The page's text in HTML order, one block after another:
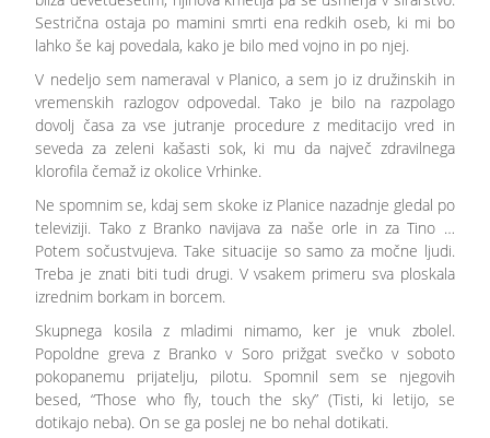
Sestrična ostaja po mamini smrti ena redkih oseb, ki mi bo
lahko še kaj povedala, kako je bilo med vojno in po njej.
V nedeljo sem nameraval v Planico, a sem jo iz družinskih in
vremenskih razlogov odpovedal. Tako je bilo na razpolago
dovolj časa za vse jutranje procedure z meditacijo vred in
seveda za zeleni kašasti sok, ki mu da največ zdravilnega
klorofila čemaž iz okolice Vrhinke.
Ne spomnim se, kdaj sem skoke iz Planice nazadnje gledal po
televiziji. Tako z Branko navijava za naše orle in za Tino …
Potem sočustvujeva. Take situacije so samo za močne ljudi.
Treba je znati biti tudi drugi. V vsakem primeru sva ploskala
izrednim borkam in borcem.
Skupnega kosila z mladimi nimamo, ker je vnuk zbolel.
Popoldne greva z Branko v Soro prižgat svečko v soboto
pokopanemu prijatelju, pilotu. Spomnil sem se njegovih
besed, “Those who fly, touch the sky” (Tisti, ki letijo, se
dotikajo neba). On se ga poslej ne bo nehal dotikati.